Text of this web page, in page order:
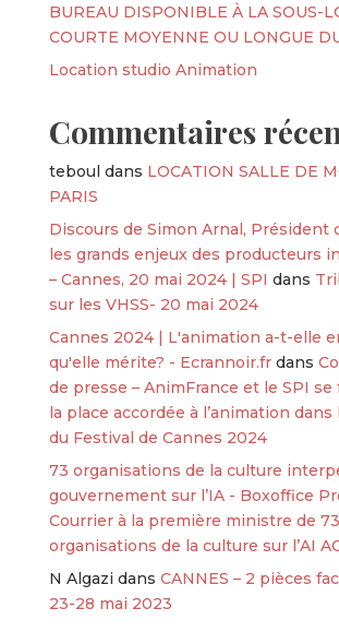
BUREAU DISPONIBLE À LA SOUS-
COURTE MOYENNE OU LONGUE
Location studio Animation
Commentaires
teboul dans LOCATION SALLE DE
PARIS
Discours de Simon Arnal, Président
les grands enjeux des producteurs
– Cannes, 20 mai 2024 | SPI dans
sur les VHSS- 20 mai 2024
Cannes 2024 | L'animation a-t-elle
qu'elle mérite? - Ecrannoir.frdans
de presse – AnimFrance et le SPI
la place accordée à l’animation
du Festival de Cannes 2024
73 organisations de la culture
gouvernement sur l’IA - Boxoffice
Courrier à la première ministre de 73
organisations de la culture sur l’AI
N Algazi dans CANNES – 2 pièces
23-28 mai 2023